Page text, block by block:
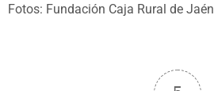
Fotos: Fundación Caja Rural de Jaén